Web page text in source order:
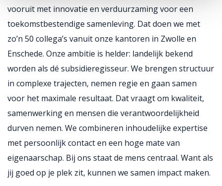
vooruit met innovatie en verduurzaming voor een
toekomstbestendige samenleving. Dat doen we met
zo’n 50 collega’s vanuit onze kantoren in Zwolle en
Enschede. Onze ambitie is helder: landelijk bekend
worden als dé subsidieregisseur. We brengen structuur
in complexe trajecten, nemen regie en gaan samen
voor het maximale resultaat. Dat vraagt om kwaliteit,
samenwerking en mensen die verantwoordelijkheid
durven nemen. We combineren inhoudelijke expertise
met persoonlijk contact en een hoge mate van
eigenaarschap. Bij ons staat de mens centraal. Want als
jij goed op je plek zit, kunnen we samen impact maken.